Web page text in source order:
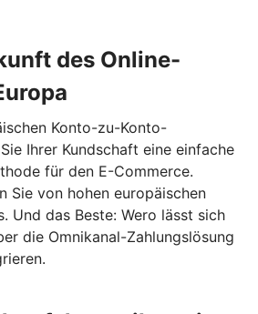
des Online-
Konto-zu-Konto-
Ihrer Kundschaft eine einfache
für den E-Commerce.
Sie von hohen europäischen
Und das Beste: Wero lässt sich
die Omnikanal-Zahlungslösung